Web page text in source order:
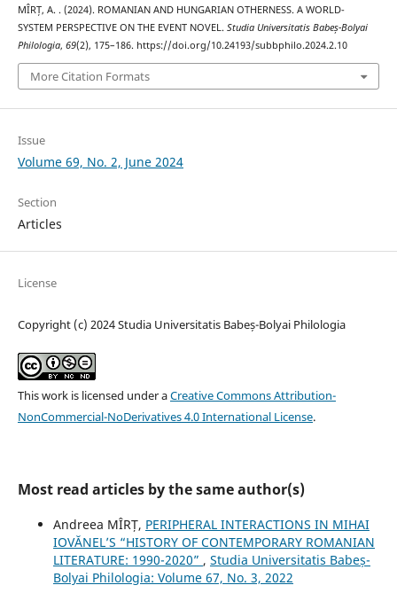
MÎRȚ, A. . (2024). ROMANIAN AND HUNGARIAN OTHERNESS. A WORLD-
SYSTEM PERSPECTIVE ON THE EVENT NOVEL. Studia Universitatis Babeș-Bolyai
Philologia, 69(2), 175–186. https://doi.org/10.24193/subbphilo.2024.2.10
More Citation Formats
Issue
Volume 69, No. 2, June 2024
Section
Articles
License
Copyright (c) 2024 Studia Universitatis Babeș-Bolyai Philologia
This work is licensed under aCreative Commons Attribution-
NonCommercial-NoDerivatives 4.0 International License.
Most read articles by the same author(s)
Andreea MÎRȚ, PERIPHERAL INTERACTIONS IN MIHAI
IOVĂNEL’S “HISTORY OF CONTEMPORARY ROMANIAN
LITERATURE: 1990-2020” , Studia Universitatis Babeș-
Bolyai Philologia: Volume 67, No. 3, 2022